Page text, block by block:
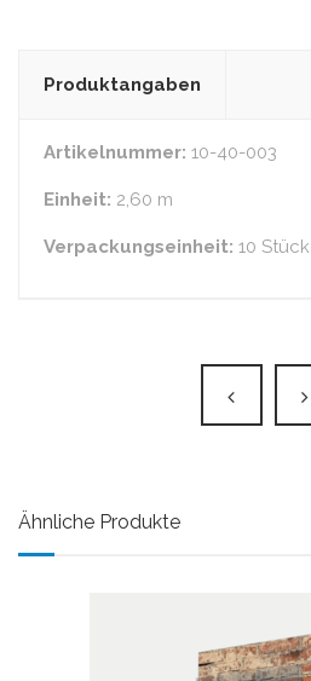
Produktangaben
Artikelnummer: 10-40-003
Einheit: 2,60 m
Verpackungseinheit: 10 Stück
Ähnliche Produkte